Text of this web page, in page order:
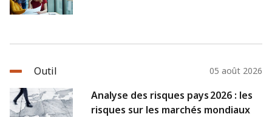
Outil 05 août 2026
Analyse des risques pays 2026 : les
risques sur les marchés mondiaux